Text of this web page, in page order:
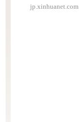
jp.xinhuanet.com